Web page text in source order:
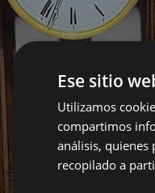
Ese sitio
Utilizamos
compartimos
análisis,
recopilado a